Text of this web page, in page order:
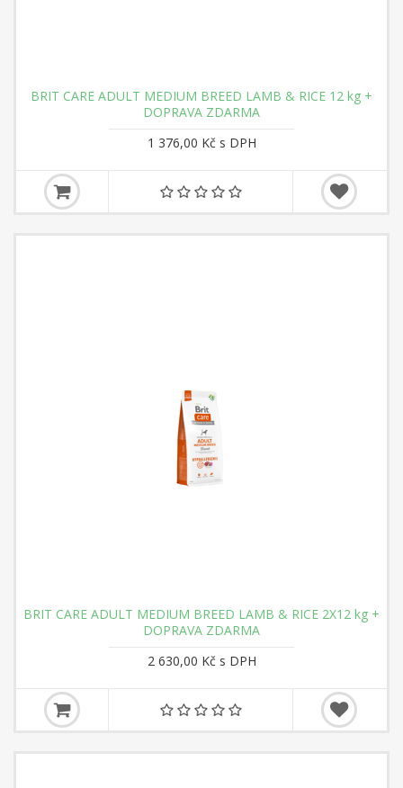
BRIT CARE ADULT MEDIUM BREED LAMB & RICE 12 kg +
DOPRAVA ZDARMA
1 376,00 Kč s DPH
BRIT CARE ADULT MEDIUM BREED LAMB & RICE 2X12 kg +
DOPRAVA ZDARMA
2 630,00 Kč s DPH